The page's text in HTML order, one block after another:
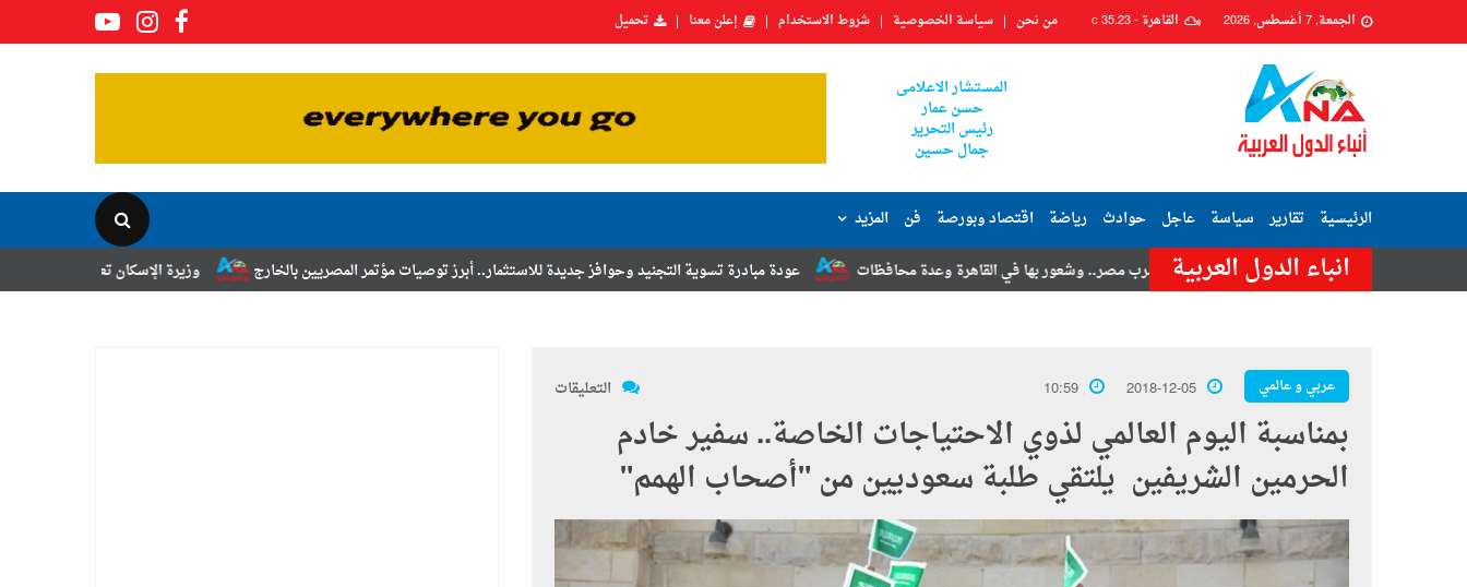
الجمعة, 7 أغسطس, 2026 القاهرة -35.23
C من نحن سياسة الخصوصية شروط الاستخدام إعلن معنا تحميل
المستشار الاعلامى
حسن عمار
رئيس التحرير
جمال حسين
الرئيسية تقارير سياسة عاجل حوادث رياضة اقتصاد وبورصة فن المزيد
انباء الدول العربية وزيرة الإسكان تعلن نتائج قرعة تخصيص أراضي برنامج عودة مبادرة تسوية التجنيد وحوافز جديدة للاستثمار.. أبرز توصيات مؤتمر المصريين بالخارج هزة أرضية تضرب مصر.. وشعور بها في القاهرة وعدة محافظات
عربي و عالمي 2018-12-05
10:59 التعليقات
بمناسبة اليوم العالمي لذوي الاحتياجات الخاصة.. سفير خادم
الحرمين الشريفين يلتقي طلبة سعوديين من "أصحاب الهمم"